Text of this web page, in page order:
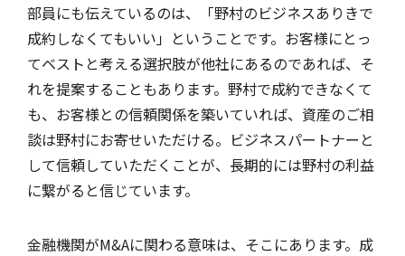
部員にも伝えているのは、「野村のビジネスありきで
成約しなくてもいい」ということです。お客様にとっ
てベストと考える選択肢が他社にあるのであれば、そ
れを提案することもあります。野村で成約できなくて
も、お客様との信頼関係を築いていれば、資産のご相
談は野村にお寄せいただける。ビジネスパートナーと
して信頼していただくことが、長期的には野村の利益
に繋がると信じています。
金融機関がM&Aに関わる意味は、そこにあります。成